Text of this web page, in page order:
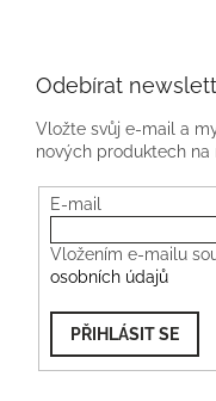
Odebírat
Vložte svůj e-mail a
nových produktech na
E-mail
Vložením e-mailu
osobních údajů
PŘIHLÁSIT SE